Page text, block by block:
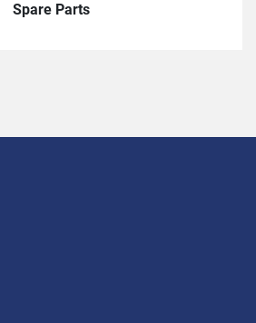
Spare Parts